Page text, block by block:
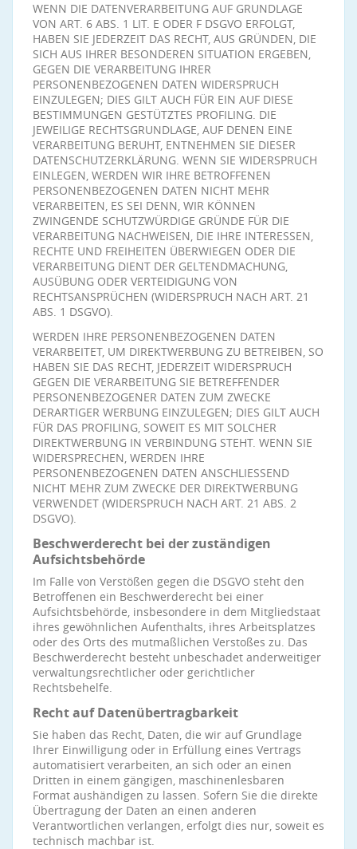
WENN DIE DATENVERARBEITUNG AUF GRUNDLAGE
VON ART. 6 ABS. 1 LIT. E ODER F DSGVO ERFOLGT,
HABEN SIE JEDERZEIT DAS RECHT, AUS GRÜNDEN, DIE
SICH AUS IHRER BESONDEREN SITUATION ERGEBEN,
GEGEN DIE VERARBEITUNG IHRER
PERSONENBEZOGENEN DATEN WIDERSPRUCH
EINZULEGEN; DIES GILT AUCH FÜR EIN AUF DIESE
BESTIMMUNGEN GESTÜTZTES PROFILING. DIE
JEWEILIGE RECHTSGRUNDLAGE, AUF DENEN EINE
VERARBEITUNG BERUHT, ENTNEHMEN SIE DIESER
DATENSCHUTZERKLÄRUNG. WENN SIE WIDERSPRUCH
EINLEGEN, WERDEN WIR IHRE BETROFFENEN
PERSONENBEZOGENEN DATEN NICHT MEHR
VERARBEITEN, ES SEI DENN, WIR KÖNNEN
ZWINGENDE SCHUTZWÜRDIGE GRÜNDE FÜR DIE
VERARBEITUNG NACHWEISEN, DIE IHRE INTERESSEN,
RECHTE UND FREIHEITEN ÜBERWIEGEN ODER DIE
VERARBEITUNG DIENT DER GELTENDMACHUNG,
AUSÜBUNG ODER VERTEIDIGUNG VON
RECHTSANSPRÜCHEN (WIDERSPRUCH NACH ART. 21
ABS. 1 DSGVO).
WERDEN IHRE PERSONENBEZOGENEN DATEN
VERARBEITET, UM DIREKTWERBUNG ZU BETREIBEN, SO
HABEN SIE DAS RECHT, JEDERZEIT WIDERSPRUCH
GEGEN DIE VERARBEITUNG SIE BETREFFENDER
PERSONENBEZOGENER DATEN ZUM ZWECKE
DERARTIGER WERBUNG EINZULEGEN; DIES GILT AUCH
FÜR DAS PROFILING, SOWEIT ES MIT SOLCHER
DIREKTWERBUNG IN VERBINDUNG STEHT. WENN SIE
WIDERSPRECHEN, WERDEN IHRE
PERSONENBEZOGENEN DATEN ANSCHLIESSEND
NICHT MEHR ZUM ZWECKE DER DIREKTWERBUNG
VERWENDET (WIDERSPRUCH NACH ART. 21 ABS. 2
DSGVO).
Beschwerderecht bei der zuständigen
Aufsichtsbehörde
Im Falle von Verstößen gegen die DSGVO steht den
Betroffenen ein Beschwerderecht bei einer
Aufsichtsbehörde, insbesondere in dem Mitgliedstaat
ihres gewöhnlichen Aufenthalts, ihres Arbeitsplatzes
oder des Orts des mutmaßlichen Verstoßes zu. Das
Beschwerderecht besteht unbeschadet anderweitiger
verwaltungsrechtlicher oder gerichtlicher
Rechtsbehelfe.
Recht auf Datenübertragbarkeit
Sie haben das Recht, Daten, die wir auf Grundlage
Ihrer Einwilligung oder in Erfüllung eines Vertrags
automatisiert verarbeiten, an sich oder an einen
Dritten in einem gängigen, maschinenlesbaren
Format aushändigen zu lassen. Sofern Sie die direkte
Übertragung der Daten an einen anderen
Verantwortlichen verlangen, erfolgt dies nur, soweit es
technisch machbar ist.